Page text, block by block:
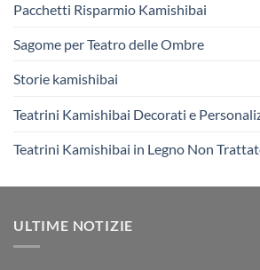
Pacchetti Risparmio Kamishibai
Sagome per Teatro delle Ombre
Storie kamishibai
Teatrini Kamishibai Decorati e
Teatrini Kamishibai in Legno Non
ULTIME NOTIZIE